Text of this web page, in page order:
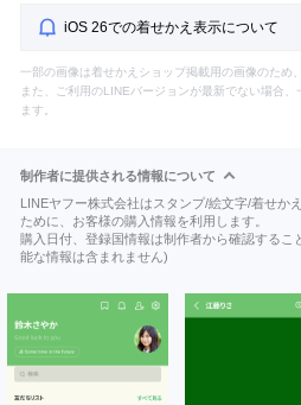
iOS 26での着せかえ表示について
一部の画像は着せかえショップ掲載用の画像のため
また、ご利用のLINEバージョンが最新でない場合
ます。
制作者に提供される情報について
LINEヤフー株式会社はスタンプ/絵文字/着せか
ために、お客様の購入情報を利用します。
購入日付、登録国情報は制作者から確認する
能な情報は含まれません)